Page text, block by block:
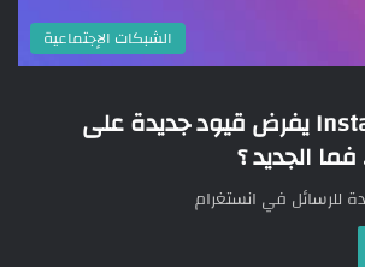
الشبكات الإجتماعية
انستغرام Instagram يفرض قيود جديدة على
الجديد ؟
للرسائل في انستغرام